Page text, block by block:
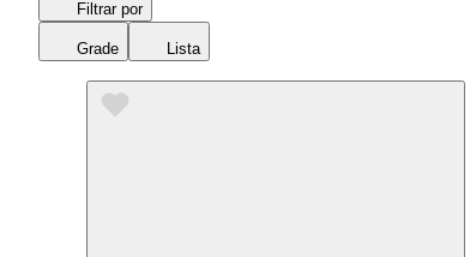
Filtrar por
Grade Lista